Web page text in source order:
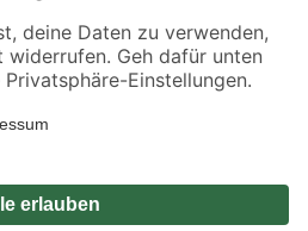
MwSt.. Die dargestellten Angebote sind unter
Die angegebenen Verfügbarkeiten beziehen
gilt nicht für Artikel mit Speditionsversand, hier
Impressum